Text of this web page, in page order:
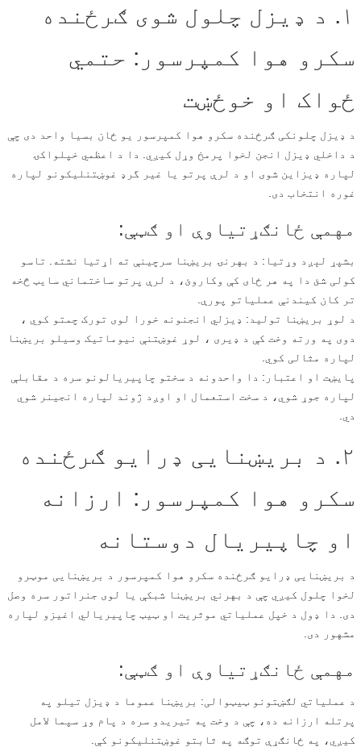
۱. د ډیزل چلول شوی ګرځنده
سکرو هوا کمپرسور: حتمي
ځواک او خوځښت
د ډیزل چلونکی ګرځنده سکرو هوا کمپرسور یو ځان بسیا واحد دی چې
د داخلي ډیزل انجن لخوا پرمخ وړل کیږي. دا د اعظمي خپلواکۍ
لپاره ډیزاین شوی او د لرې پرتو یا غیر گرډ غوښتنلیکونو لپاره
غوره انتخاب دی.
مهمې ځانګړتیاوې او ګټې:
بشپړ لېږد وړتیا: د بهرنۍ بریښنا سرچینې ته اړتیا نشته. تاسو
کولی شئ دا په هر ځای کې وکاروئ، د لرې پرتو ساختماني سایټ څخه
تر کان کیندنې عملیاتو پورې.
د لوړ بریښنا تولید: ډیزلي انجنونه خورا لوی تورک چمتو کوي ،
دوی په ورته وخت کې د ډیری ، لوړ غوښتنې نیوماتیک وسیلو بریښنا
لپاره مثالی کوي.
پایښت او اعتبار: دا واحدونه د سختو چاپیریالونو سره د مقابلې
لپاره جوړ شوي، د سخت استعمال او اوږد ژوند لپاره انجینر شوي
دي.
۲. د بریښنایی ډرایو ګرځنده
سکرو هوا کمپرسور: ارزانه
او چاپیریال دوستانه
د بریښنایی ډرایو ګرځنده سکرو هوا کمپرسور د بریښنایی موټرو
لخوا چلول کیږي چې د بهرني بریښنا شبکې یا لوی جنراتور سره وصل
دی. دا ډول د خپل عملیاتي موثریت او ټیټ چاپیریالي اغیزو لپاره
مشهور دی.
مهمې ځانګړتیاوې او ګټې:
د عملیاتي لګښتونو ټیټوالی: بریښنا عموما د ډیزل تیلو په
پرتله ارزانه ده، چې د وخت په تیریدو سره د پام وړ سپما لامل
کیږي، په ځانګړې توګه په ثابتو غوښتنلیکونو کې.